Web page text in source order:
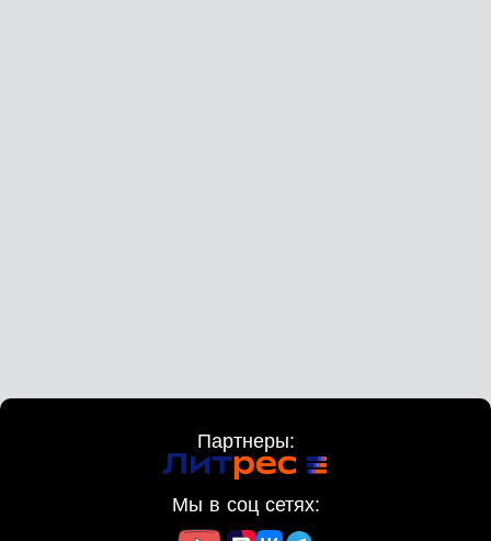
Партнеры:
Мы в соц сетях: